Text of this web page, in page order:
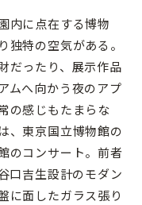
内に点在する博物
特の空気がある。
だったり、展示作品
ムへ向かう夜のアプ
の感じもたまらな
、東京国立博物館の
のコンサート。前者
口吉生設計のモダン
に面したガラス張り